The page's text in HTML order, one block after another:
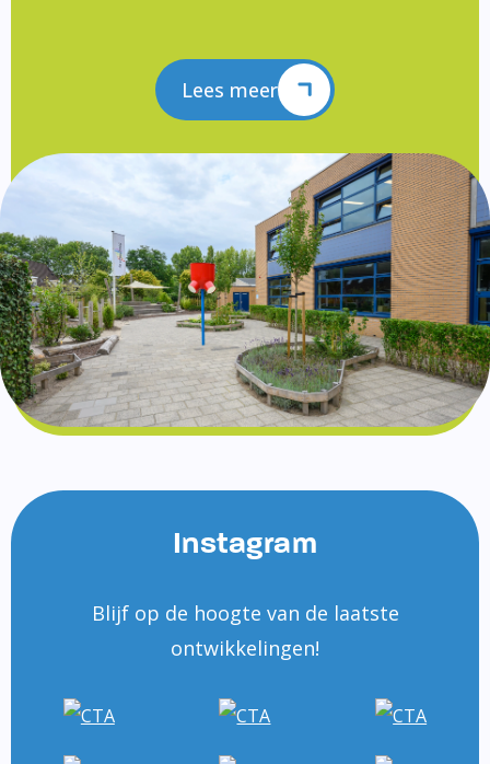
Lees meer
Instagram
Blijf op de hoogte van de laatste
ontwikkelingen!